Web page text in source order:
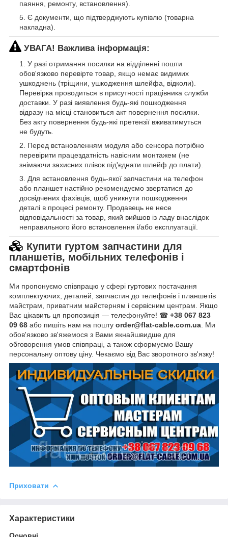
паяння, ремонту, встановлення).
Є документи, що підтверджують купівлю (товарна
накладна).
УВАГА! Важлива інформація:
У разі отримання посилки на відділенні пошти
обов'язково перевірте товар, якщо немає видимих
ушкоджень (тріщини, ушкодження шлейфа, відколи).
Перевірка проводиться в присутності працівника служби
доставки. У разі виявлення будь-які пошкодження
відразу на місці становиться акт повернення посилки.
Без акту повернення будь-які претензії вживатимуться
не будуть.
Перед встановленням модуля або сенсора потрібно
перевірити працездатність навісним монтажем (не
знімаючи захисних плівок під'єднати шлейф до плати).
Для встановлення будь-якої запчастини на телефон
або планшет настійно рекомендуємо звертатися до
досвідчених фахівців, щоб уникнути пошкодження
деталі в процесі ремонту. Продавець не несе
відповідальності за товар, який вийшов із ладу внаслідок
неправильного його встановлення і/або експлуатації.
Купити гуртом запчастини для
планшетів, мобільних телефонів і
смартфонів
Ми пропонуємо співпрацю у сфері гуртових постачання
комплектуючих, деталей, запчастин до телефонів і планшетів
майстрам, приватним майстерням і сервісним центрам. Якщо
Вас цікавить ця пропозиція — телефонуйте! ☎ +38 067 823
09 68 або пишіть нам на пошту order@flat-cable.com.ua . Ми
обов'язково зв'яжемося з Вами якнайшвидше для
обговорення умов співпраці, а також сформуємо Вашу
персональну оптову ціну. Чекаємо від Вас зворотного зв'язку!
Приховати
Характеристики